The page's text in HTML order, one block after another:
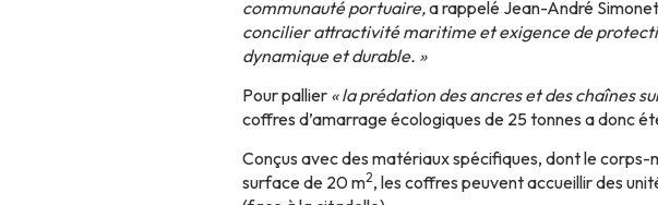
communauté portuaire,a rappelé Jean-André
concilier attractivité maritime et exigence de
dynamique et durable. »
Pour pallier « la prédation des ancres et des chaînes
coffres d’amarrage écologiques de 25 tonnes a donc
Conçus avec des matériaux spécifiques, dont le
surface de 20 m2, les coffres peuvent accueillir des